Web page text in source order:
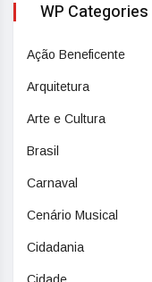
WP Categories
Ação Beneficente
Arquitetura
Arte e Cultura
Brasil
Carnaval
Cenário Musical
Cidadania